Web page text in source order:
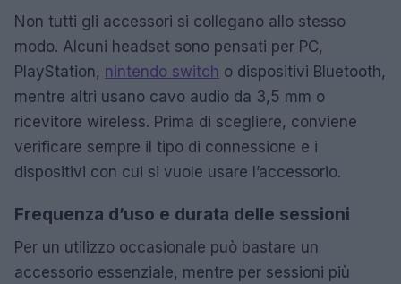
Non tutti gli accessori si collegano allo stesso
modo. Alcuni headset sono pensati per PC,
PlayStation, nintendo switch o dispositivi Bluetooth,
mentre altri usano cavo audio da 3,5 mm o
ricevitore wireless. Prima di scegliere, conviene
verificare sempre il tipo di connessione e i
dispositivi con cui si vuole usare l’accessorio.
Frequenza d’uso e durata delle sessioni
Per un utilizzo occasionale può bastare un
accessorio essenziale, mentre per sessioni più